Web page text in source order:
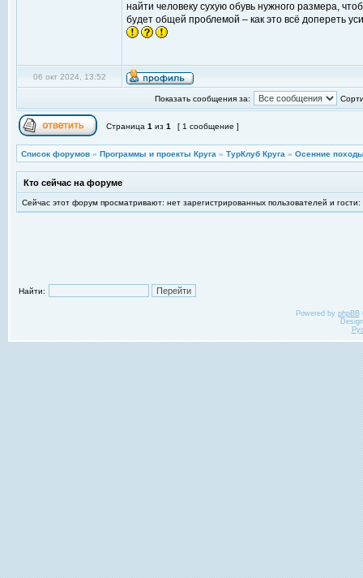
найти человеку сухую обувь нужного размера,
будет общей проблемой – как это всё допереть
06 окт 2024, 13:52
Показать сообщения за:
Страница 1 из 1 [ 1 сообщение ]
Список форумов » Программы и проекты Круга » ТурКлуб Круга » Осенние
Кто сейчас на форуме
Сейчас этот форум просматривают: нет зарегистрированных пользователей и гости:
Найти:
Powered by phpBB